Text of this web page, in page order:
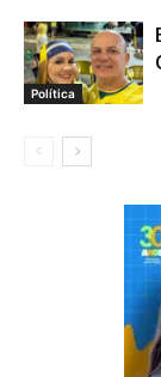
Política